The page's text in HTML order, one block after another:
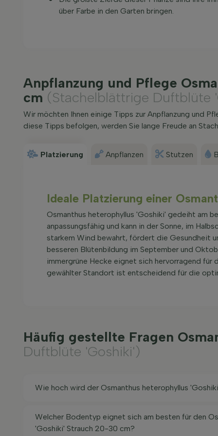
über Farbe in den Garten bringen.
Anpflanzung und Pflege
cm (Stachelblättrige Duftblüte
Wir möchten Ihnen einige Tipps zur Anpflanzung und
diese Tipps befolgen, werden Sie lange Freude an
Platzierung Anpflanzen Stutzen
Ideale Platzierung einer
Osmanthus heterophyllus 'Goshiki' gedeiht am
anpassungsfähig und kann in der Sonne, im
starkem Wind bewahrt, fördert die Gesundheit
besseren Blütenbildung im September und
immergrüne Hecke eignet sich hervorragend für
gewählter Standort ist entscheidend für die
Häufig gestellte Fragen
Duftblüte 'Goshiki')
Wie hoch wird der Osmanthus heterophyllus
Welcher Bodentyp eignet sich am besten für den
'Goshiki' Strauch 20-30 cm?